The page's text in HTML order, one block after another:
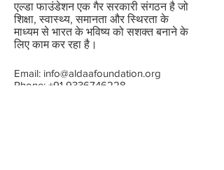
एल्डा फाउंडेशन एक गैर सरकारी संगठन है जो
शिक्षा, स्वास्थ्य, समानता और स्थिरता के
माध्यम से भारत के भविष्य को सशक्त बनाने के
लिए काम कर रहा है।
Email: info@aldaafoundation.org
Phone: +91 9336746228